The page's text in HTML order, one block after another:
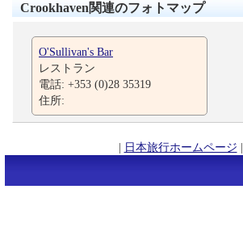
Crookhaven関連のフォトマップ
O'Sullivan's Bar
レストラン
電話: +353 (0)28 35319
住所:
| 日本旅行ホームページ |